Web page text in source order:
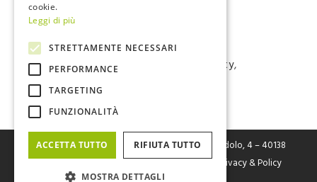
Tags:#batteries,#eMobility
#renewableenergy
#sustainability,
#termalgroup
FIVE Srl– Fabbrica Italiana Veicoli Elettrici Via Cerodolo, 4 – 40138
Bologna – P.I. / C.F. / Reg. Imp. Bo n. 03326931205 |
Privacy & Policy
cookie.
Leggi di più
STRETTAMENTE NECESSARI
PERFORMANCE
TARGETING
FUNZIONALITÀ
ACCETTA TUTTO RIFIUTA TUTTO
MOSTRA DETTAGLI